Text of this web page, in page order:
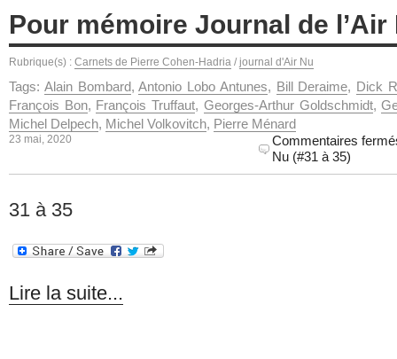
Pour mémoire Journal de l’Air
Rubrique(s) : Carnets de Pierre Cohen-Hadria / journal d'Air Nu
Tags: Alain Bombard,Antonio Lobo Antunes, Bill Deraime, Dick
François Bon, François Truffaut, Georges-Arthur Goldschmidt,
Michel Delpech, Michel Volkovitch, Pierre Ménard
23 mai, 2020
Commentaires
Nu (#31 à 35)
31 à 35
Lire la suite...